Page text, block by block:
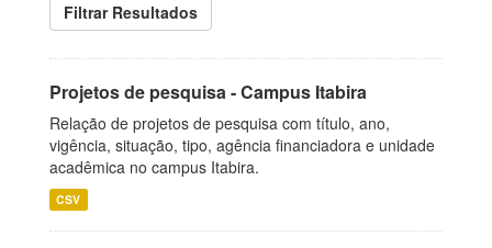
Filtrar Resultados
Projetos de pesquisa - Campus Itabira
Relação de projetos de pesquisa com título, ano,
vigência, situação, tipo, agência financiadora e unidade
acadêmica no campus Itabira.
CSV